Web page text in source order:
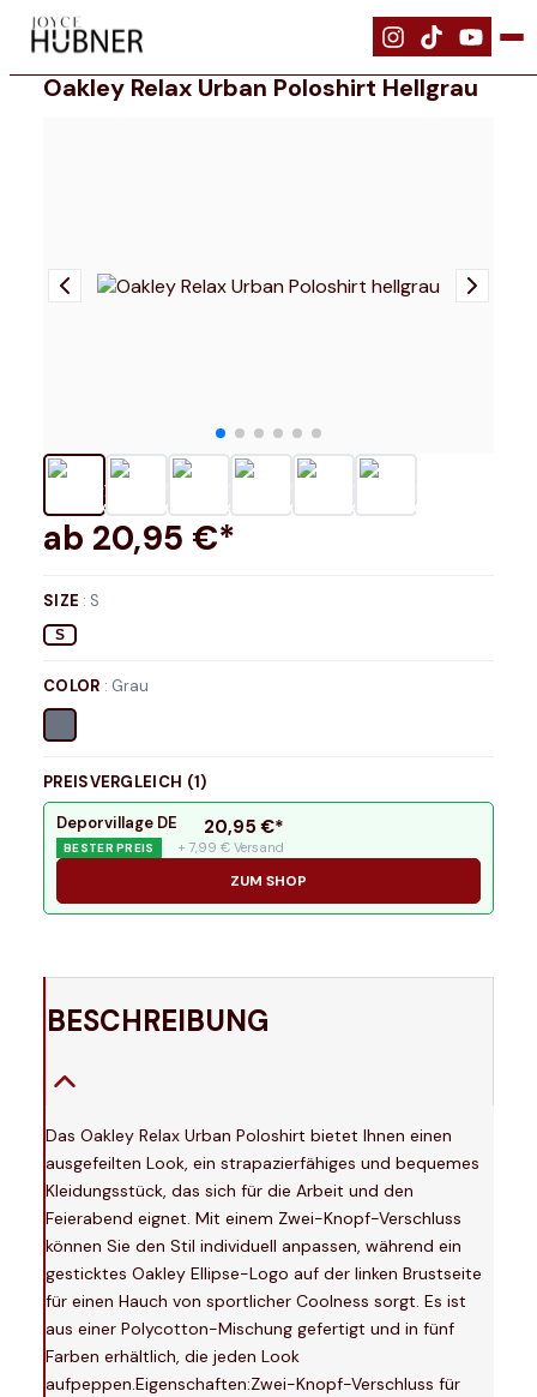
| Bekleidung Oakley Relax Urban Poloshirt hellgrau
Oakley Relax Urban Poloshirt Hellgrau
ab 20,95 €*
SIZE : S
S
COLOR : Grau
PREISVERGLEICH (1)
Deporvillage DE
BESTER PREIS
20,95 €*
+ 7,99 € Versand
ZUM SHOP
BESCHREIBUNG
Das Oakley Relax Urban Poloshirt bietet Ihnen einen
ausgefeilten Look, ein strapazierfähiges und bequemes
Kleidungsstück, das sich für die Arbeit und den
Feierabend eignet. Mit einem Zwei-Knopf-Verschluss
können Sie den Stil individuell anpassen, während ein
gesticktes Oakley Ellipse-Logo auf der linken Brustseite
für einen Hauch von sportlicher Coolness sorgt. Es ist
aus einer Polycotton-Mischung gefertigt und in fünf
Farben erhältlich, die jeden Look
aufpeppen.Eigenschaften:Zwei-Knopf-Verschluss für